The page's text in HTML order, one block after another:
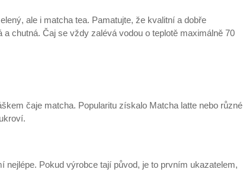
ale i matcha tea. Pamatujte, že kvalitní a dobře
chutná. Čaj se vždy zalévá vodou o teplotě maximálně 70
čaje matcha. Popularitu získalo Matcha latte nebo různé
nejlépe. Pokud výrobce tají původ, je to prvním ukazatelem,